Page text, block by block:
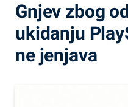
Gnjev zbog
ukidanju
ne jenjava